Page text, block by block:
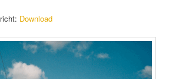
Download